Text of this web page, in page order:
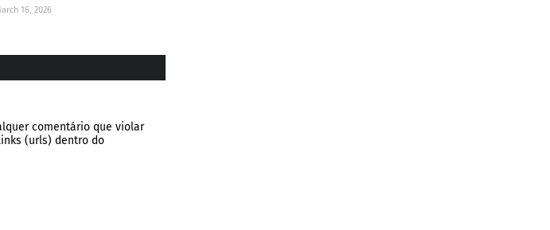
16, 2026
comentário que violar
(urls) dentro do